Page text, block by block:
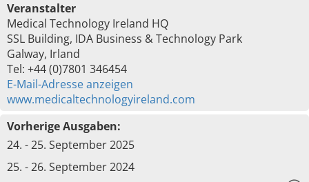
Veranstalter
Medical Technology Ireland HQ
SSL Building, IDA Business & Technology Park
Galway, Irland
Tel: +44 (0)7801 346454
E-Mail-Adresse anzeigen
www.medicaltechnologyireland.com
Vorherige Ausgaben:
24. - 25. September 2025
25. - 26. September 2024